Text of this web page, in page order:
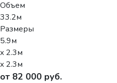
Объем
33.2м
Размеры
5.9м
x 2.3м
x 2.3м
от 82 000 руб.